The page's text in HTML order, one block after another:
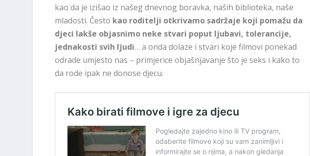
kao da je izišao iz našeg dnevnog boravka, naših biblioteka, naše
mladosti. Često kao roditelji otkrivamo sadržaje koji pomažu da
djeci lakše objasnimo neke stvari poput ljubavi, tolerancije,
jednakosti svih ljudi… a onda dolaze i stvari koje filmovi ponekad
odrade umjesto nas – primjerice objašnjavanje što je seks i kako to
da rode ipak ne donose djecu.